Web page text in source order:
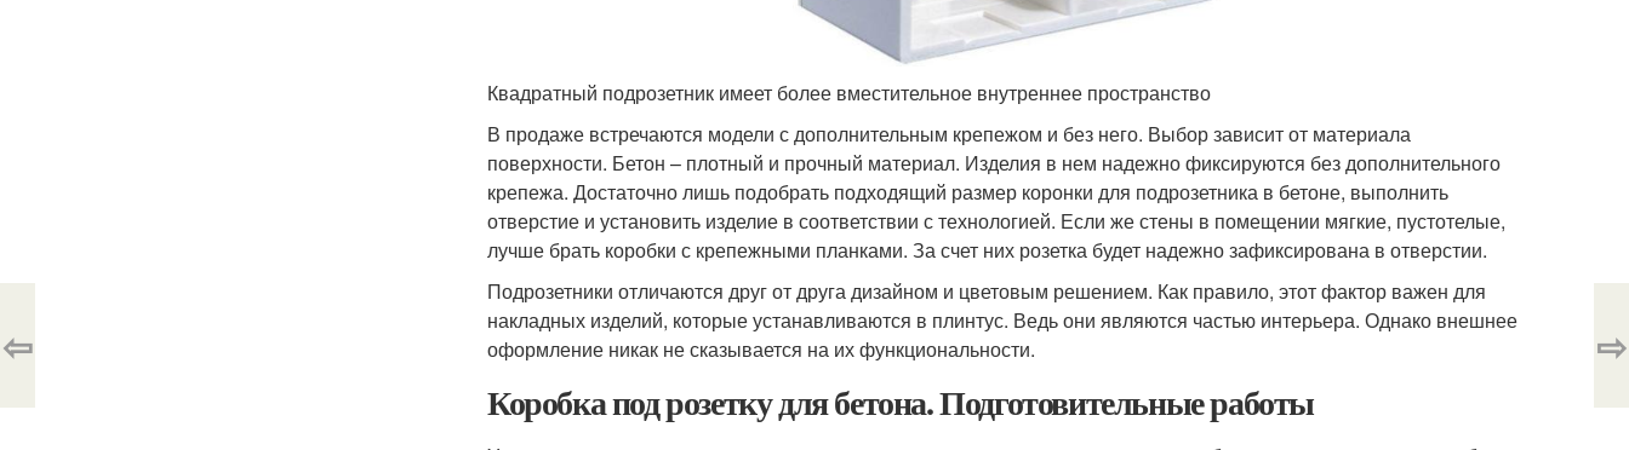
Квадратный подрозетник имеет более вместительное внутреннее пространство
В продаже встречаются модели с дополнительным крепежом и без него. Выбор зависит от материала
поверхности. Бетон – плотный и прочный материал. Изделия в нем надежно фиксируются без дополнительного
крепежа. Достаточно лишь подобрать подходящий размер коронки для подрозетника в бетоне, выполнить
отверстие и установить изделие в соответствии с технологией. Если же стены в помещении мягкие, пустотелые,
лучше брать коробки с крепежными планками. За счет них розетка будет надежно зафиксирована в отверстии.
Подрозетники отличаются друг от друга дизайном и цветовым решением. Как правило, этот фактор важен для
накладных изделий, которые устанавливаются в плинтус. Ведь они являются частью интерьера. Однако внешнее
оформление никак не сказывается на их функциональности.
Коробка под розетку для бетона. Подготовительные работы
⇦ ⇨